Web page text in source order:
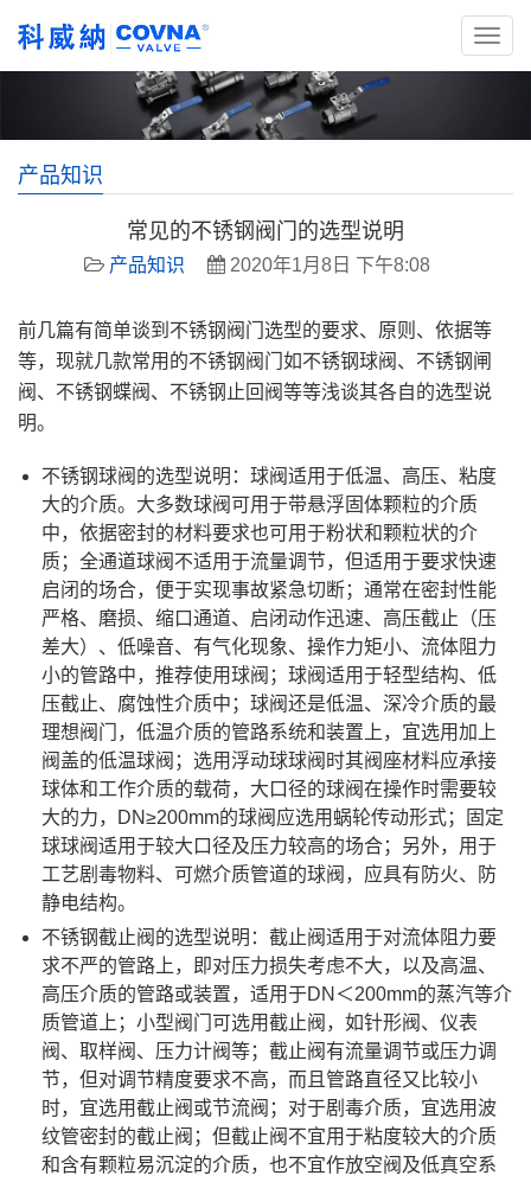
产品知识
常见的不锈钢阀门的选型说明
产品知识 2020年1月8日 下午8:08
前几篇有简单谈到不锈钢阀门选型的要求、原则、依据等
等，现就几款常用的不锈钢阀门如不锈钢球阀、不锈钢闸
阀、不锈钢蝶阀、不锈钢止回阀等等浅谈其各自的选型说
明。
不锈钢球阀的选型说明：球阀适用于低温、高压、粘度
大的介质。大多数球阀可用于带悬浮固体颗粒的介质
中，依据密封的材料要求也可用于粉状和颗粒状的介
质；全通道球阀不适用于流量调节，但适用于要求快速
启闭的场合，便于实现事故紧急切断；通常在密封性能
严格、磨损、缩口通道、启闭动作迅速、高压截止（压
差大）、低噪音、有气化现象、操作力矩小、流体阻力
小的管路中，推荐使用球阀；球阀适用于轻型结构、低
压截止、腐蚀性介质中；球阀还是低温、深冷介质的最
理想阀门，低温介质的管路系统和装置上，宜选用加上
阀盖的低温球阀；选用浮动球球阀时其阀座材料应承接
球体和工作介质的载荷，大口径的球阀在操作时需要较
大的力，DN≥200mm的球阀应选用蜗轮传动形式；固定
球球阀适用于较大口径及压力较高的场合；另外，用于
工艺剧毒物料、可燃介质管道的球阀，应具有防火、防
静电结构。
不锈钢截止阀的选型说明：截止阀适用于对流体阻力要
求不严的管路上，即对压力损失考虑不大，以及高温、
高压介质的管路或装置，适用于DN＜200mm的蒸汽等介
质管道上；小型阀门可选用截止阀，如针形阀、仪表
阀、取样阀、压力计阀等；截止阀有流量调节或压力调
节，但对调节精度要求不高，而且管路直径又比较小
时，宜选用截止阀或节流阀；对于剧毒介质，宜选用波
纹管密封的截止阀；但截止阀不宜用于粘度较大的介质
和含有颗粒易沉淀的介质，也不宜作放空阀及低真空系